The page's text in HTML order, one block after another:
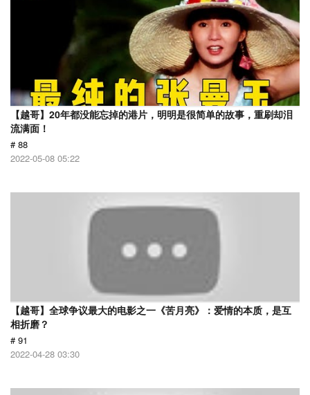
【越哥】20年都没能忘掉的港片，明明是很简单的故事，重刷却泪
流满面！
# 88
2022-05-08 05:22
【越哥】全球争议最大的电影之一《苦月亮》：爱情的本质，是互
相折磨？
# 91
2022-04-28 03:30